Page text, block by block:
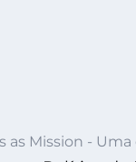
as Mission -